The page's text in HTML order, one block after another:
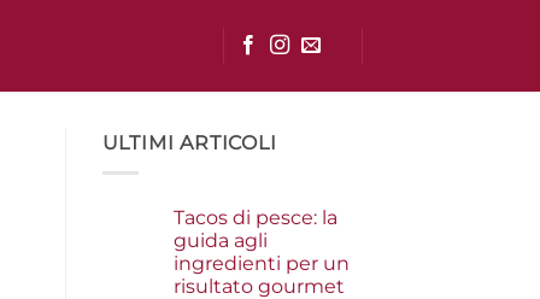
ULTIMI ARTICOLI
Tacos di pesce: la
guida agli
ingredienti per un
risultato gourmet